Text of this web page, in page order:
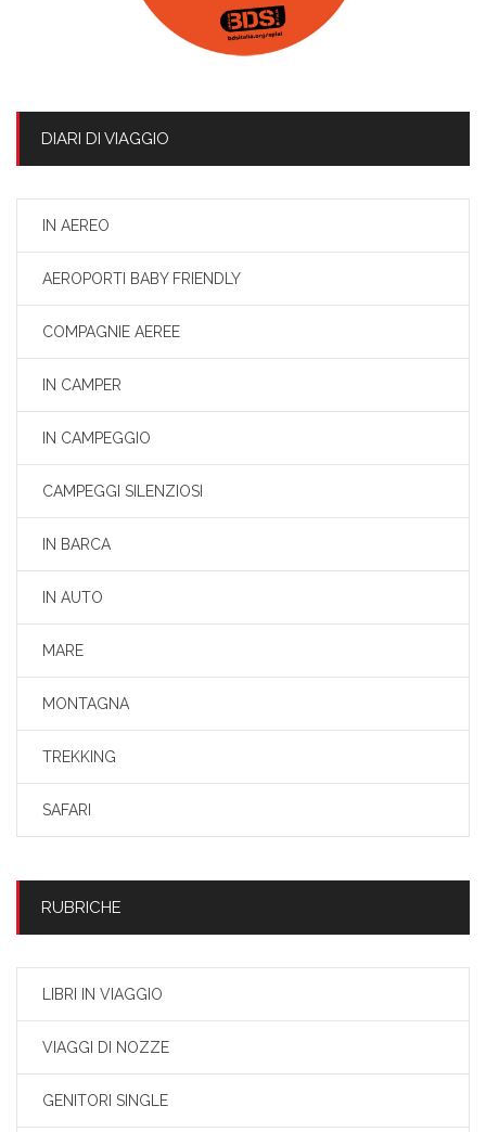
DIARI DI VIAGGIO
IN AEREO
AEROPORTI BABY FRIENDLY
COMPAGNIE AEREE
IN CAMPER
IN CAMPEGGIO
CAMPEGGI SILENZIOSI
IN BARCA
IN AUTO
MARE
MONTAGNA
TREKKING
SAFARI
RUBRICHE
LIBRI IN VIAGGIO
VIAGGI DI NOZZE
GENITORI SINGLE